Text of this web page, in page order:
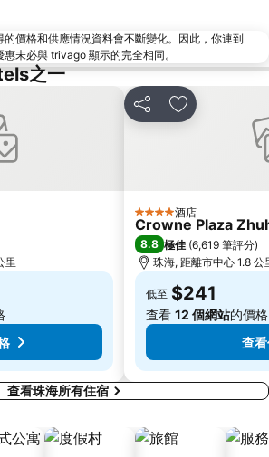
大嶼山
澳門國際機場
Zhuhai xiangzhou coach station
Chimelong International Ocean Tourist Resort
Asia World Expo Center
Zhuhai Sandie Waterfalls
University
Sun Yat-sen University
International Youth Dance Festival
的價格和供應情況資料會不斷變化。因此，你連到
未必與 trivago 顯示的完全相同。
之一
里
分享 放到收藏夾
4 星級 酒店
Crowne Plaza
8.8 極佳 (6,619 筆評分)
珠海, 距離市中心 1.8 公
低至 $241
查看 12 個網站的價格
查
查看珠海所有住宿